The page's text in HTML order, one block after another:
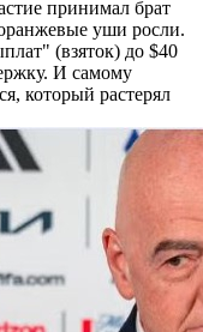
принимал брат
уши росли.
(взяток) до $40
И самому
который растерял